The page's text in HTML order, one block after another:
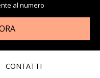
al numero
CONTATTI